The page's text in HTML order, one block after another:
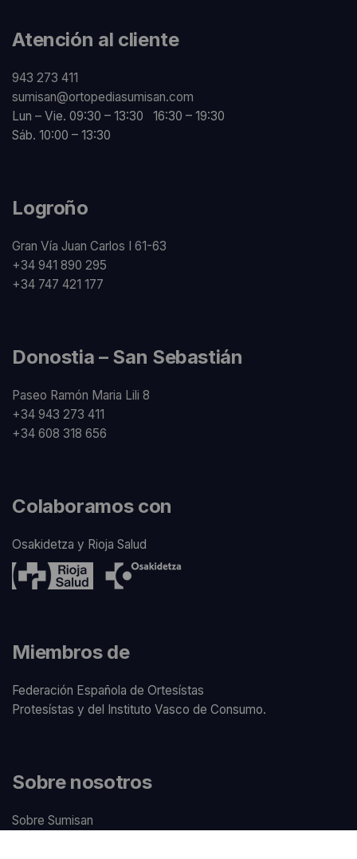
Atención al cliente
943 273 411
sumisan@ortopediasumisan.com
Lun – Vie. 09:30 – 13:30 16:30 – 19:30
Sáb. 10:00 – 13:30
Logroño
Gran Vía Juan Carlos I 61-63
+34 941 890 295
+34 747 421 177
Donostia – San Sebastián
Paseo Ramón Maria Lili 8
+34 943 273 411
+34 608 318 656
Colaboramos con
Osakidetza y Rioja Salud
Miembros de
Federación Española de Ortesístas
Protesístas y del Instituto Vasco de Consumo.
Sobre nosotros
Sobre Sumisan